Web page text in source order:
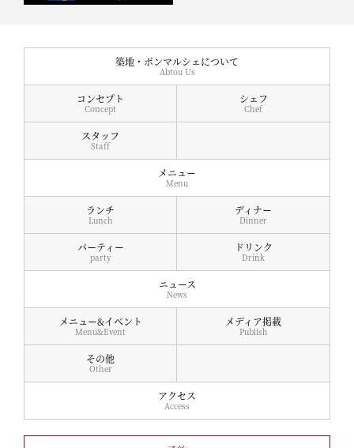
築地・ボンマルシェについて
Abtou Us
コンセプト
Concept
シェフ
Chef
スタッフ
Staff
メニュー
Menu
ランチ
Lunch
ディナー
Dinner
パーティー
party
ドリンク
Drink
ニュース
News
メニュー&イベント
Menu&Event
メディア掲載
Publish
その他
Other
アクセス
Access